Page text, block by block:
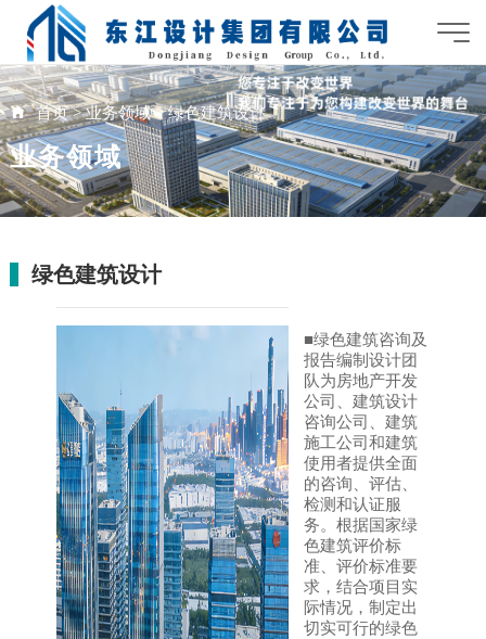
首页>业务领域>绿色建筑设计
业务领域
绿色建筑设计
■绿色建筑咨询及
报告编制设计团
队为房地产开发
公司、建筑设计
咨询公司、建筑
施工公司和建筑
使用者提供全面
的咨询、评估、
检测和认证服
务。根据国家绿
色建筑评价标
准、评价标准要
求，结合项目实
际情况，制定出
切实可行的绿色